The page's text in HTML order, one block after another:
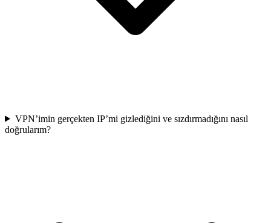
VPN’imin gerçekten IP’mi gizlediğini ve sızdırmadığını nasıl
doğrularım?